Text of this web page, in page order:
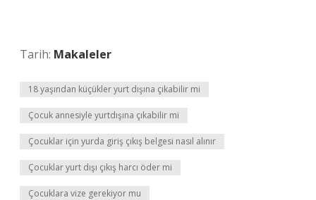
Tarih: Makaleler
18 yaşından küçükler yurt dışına çıkabilir mi
Çocuk annesiyle yurtdışına çıkabilir mi
Çocuklar için yurda giriş çıkış belgesi nasıl alınır
Çocuklar yurt dışı çıkış harcı öder mi
Çocuklara vize gerekiyor mu